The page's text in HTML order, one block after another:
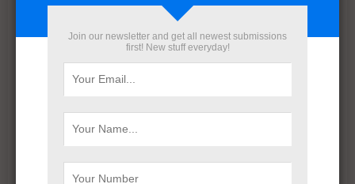
بعد إعادة هيكلة شاملة.. ERG Developments تدشن مرحلة
Join our newsletter and get all newest submissions
first! New stuff everyday!